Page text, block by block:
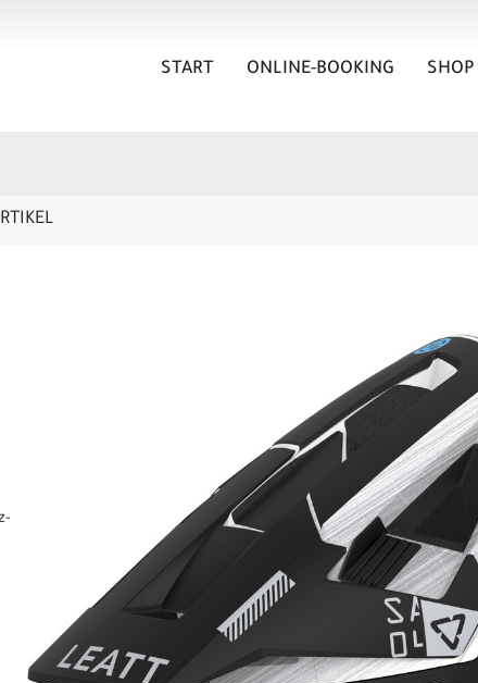
START ONLINE-BOOKING SHOP